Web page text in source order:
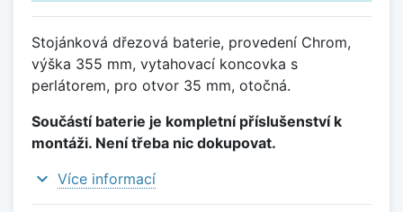
Stojánková dřezová baterie, provedení Chrom,
výška 355 mm, vytahovací koncovka s
perlátorem, pro otvor 35 mm, otočná.
Součástí baterie je kompletní příslušenství k
montáži. Není třeba nic dokupovat.
expand_more Více informací